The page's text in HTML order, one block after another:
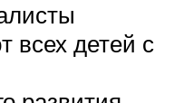
всех детей с